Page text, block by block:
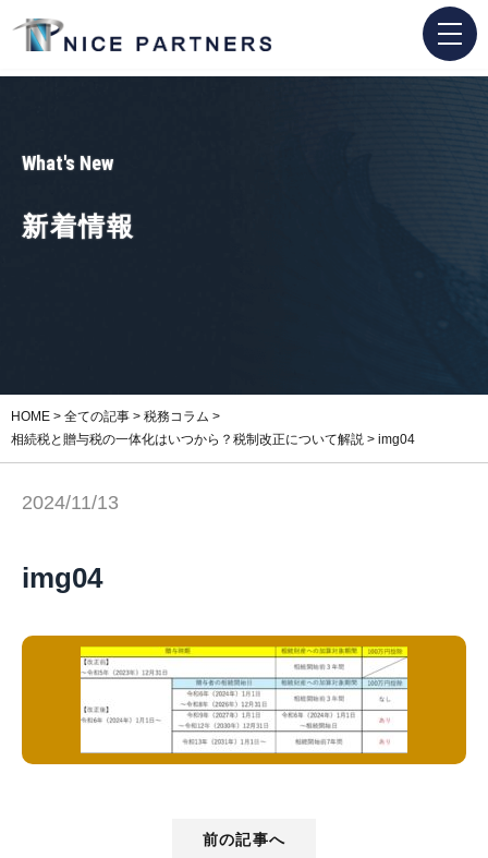
What's New
新着情報
HOME > 全ての記事 > 税務コラム >
相続税と贈与税の一体化はいつから？税制改正について解説 > img04
2024/11/13
img04
前の記事へ